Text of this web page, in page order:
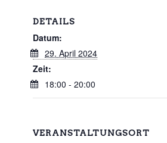
DETAILS
Datum:
29. April 2024
Zeit:
18:00 - 20:00
VERANSTALTUNGSORT